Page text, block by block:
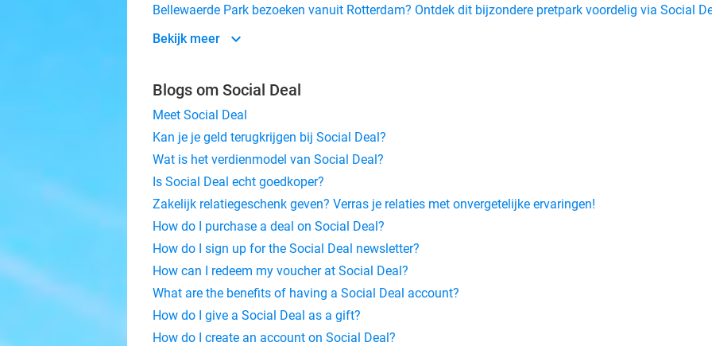
Bellewaerde Park bezoeken vanuit Rotterdam? Ontdek dit bijzondere pretpark voordelig via Social
Bekijk meer
Blogs om Social Deal
Meet Social Deal
Kan je je geld terugkrijgen bij Social Deal?
Wat is het verdienmodel van Social Deal?
Is Social Deal echt goedkoper?
Zakelijk relatiegeschenk geven? Verras je relaties met onvergetelijke ervaringen!
How do I purchase a deal on Social Deal?
How do I sign up for the Social Deal newsletter?
How can I redeem my voucher at Social Deal?
What are the benefits of having a Social Deal account?
How do I give a Social Deal as a gift?
How do I create an account on Social Deal?